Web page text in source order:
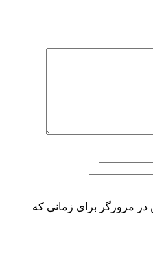
در مرورگر برای زمانی که